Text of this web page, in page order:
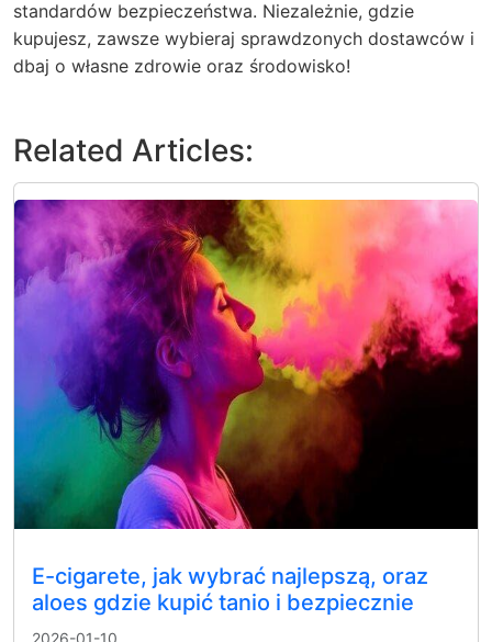
standardów bezpieczeństwa. Niezależnie, gdzie
kupujesz, zawsze wybieraj sprawdzonych dostawców i
dbaj o własne zdrowie oraz środowisko!
Related Articles:
E-cigarete, jak wybrać najlepszą, oraz
aloes gdzie kupić tanio i bezpiecznie
2026-01-10